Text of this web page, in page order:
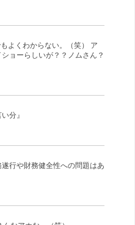
よくわからない。（笑） ア
ョーらしいが？？ノムさん？
分』
行や財務健全性への問題はあ